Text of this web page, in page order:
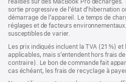
réalisés sur des MacBook Pro déchargés.
sortie progressive de l’état d’hibernation
démarrage de l’appareil. Le temps de
réglages et de facteurs
susceptibles de varier.
Les prix indiqués incluent la TVA (21 %)
applicables, mais s’entendent hors frais
contraire). Le bon de commande fait
cas échéant, les frais de recyclage à